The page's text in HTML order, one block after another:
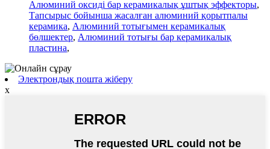
Алюминий оксиді бар керамикалық ұштық эффекторы,
Тапсырыс бойынша жасалған алюминий қорытпалы
керамика, Алюминий тотығымен керамикалық
бөлшектер, Алюминий тотығы бар керамикалық
пластина,
Электрондық пошта жіберу
x